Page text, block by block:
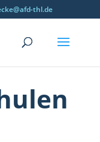
thl.de